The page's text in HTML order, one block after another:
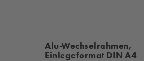
Alu-Wechselrahmen,
Einlegeformat DIN A4